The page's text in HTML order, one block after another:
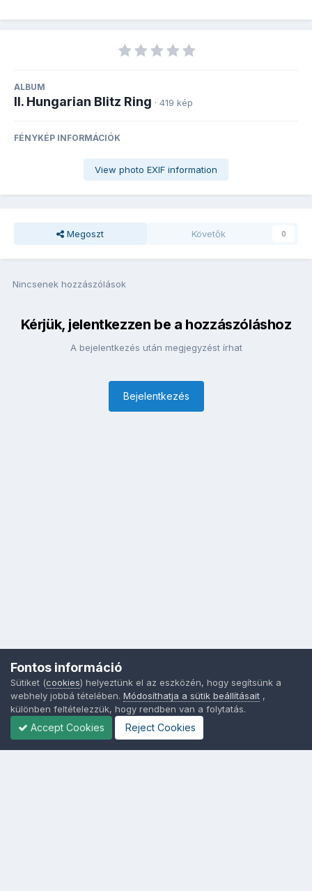
ALBUM
II. Hungarian Blitz Ring · 419 kép
FÉNYKÉP INFORMÁCIÓK
View photo EXIF information
Megoszt Követők 0
Nincsenek hozzászólások
Kérjük, jelentkezzen be a hozzászóláshoz
A bejelentkezés után megjegyzést írhat
Bejelentkezés
Fontos információ
Sütiket (cookies) helyeztünk el az eszközén, hogy segítsünk a
webhely jobbá tételében. Módosíthatja a sütik beállításait ,
különben feltételezzük, hogy rendben van a folytatás.
Accept Cookies Reject Cookies